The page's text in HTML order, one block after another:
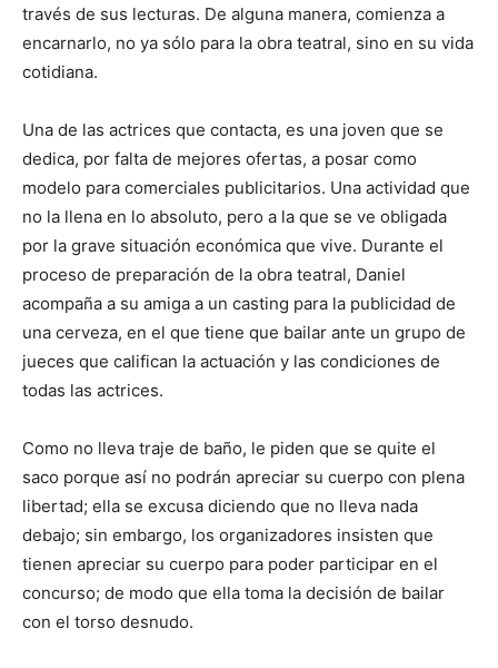
través de sus lecturas. De alguna manera, comienza a
encarnarlo, no ya sólo para la obra teatral, sino en su vida
cotidiana.
Una de las actrices que contacta, es una joven que se
dedica, por falta de mejores ofertas, a posar como
modelo para comerciales publicitarios. Una actividad que
no la llena en lo absoluto, pero a la que se ve obligada
por la grave situación económica que vive. Durante el
proceso de preparación de la obra teatral, Daniel
acompaña a su amiga a un casting para la publicidad de
una cerveza, en el que tiene que bailar ante un grupo de
jueces que califican la actuación y las condiciones de
todas las actrices.
Como no lleva traje de baño, le piden que se quite el
saco porque así no podrán apreciar su cuerpo con plena
libertad; ella se excusa diciendo que no lleva nada
debajo; sin embargo, los organizadores insisten que
tienen apreciar su cuerpo para poder participar en el
concurso; de modo que ella toma la decisión de bailar
con el torso desnudo.